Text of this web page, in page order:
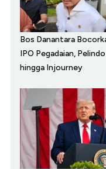
Bos Danantara
IPO Pegadaian, Pelindo
hingga Injourney